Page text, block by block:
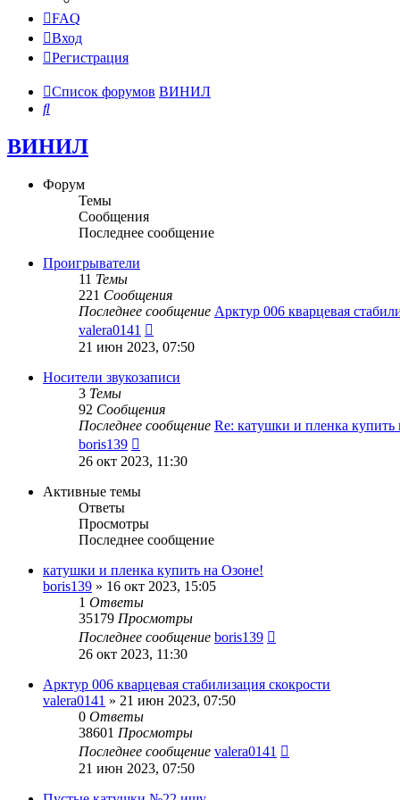
FAQ
Вход
Регистрация
Список форумов ВИНИЛ
Поиск
ВИНИЛ
Форум
Темы
Сообщения
Последнее сообщение
Проигрыватели
11 Темы
221 Сообщения
Последнее сообщение Арктур 006 кварцевая
valera0141
к
последнему
сообщению
21 июн 2023, 07:50
Носители звукозаписи
3 Темы
92 Сообщения
Последнее сообщение Re: катушки и пленка
boris139
к
последнему
сообщению
26 окт 2023, 11:30
Активные темы
Ответы
Просмотры
Последнее сообщение
катушки и пленка купить на Озоне!
boris139 » 16 окт 2023, 15:05
1 Ответы
35179 Просмотры
Последнее сообщение boris139
26 окт 2023, 11:30
Арктур 006 кварцевая стабилизация скокрости
valera0141 » 21 июн 2023, 07:50
0 Ответы
38601 Просмотры
Последнее сообщение valera0141
21 июн 2023, 07:50